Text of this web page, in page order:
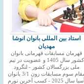
استاد بین المللی بانوان انوشا
مهدیان
قهرمان مسابقات قهرمانی بانوان
کشور سال 1405 و عضویت در تیم
ملی بزرگسالان کشور - لنگرود
مقام سوم مسابقات زون 3/1 بانوان
آسیا سال 2025 - کسب آخرین نورم